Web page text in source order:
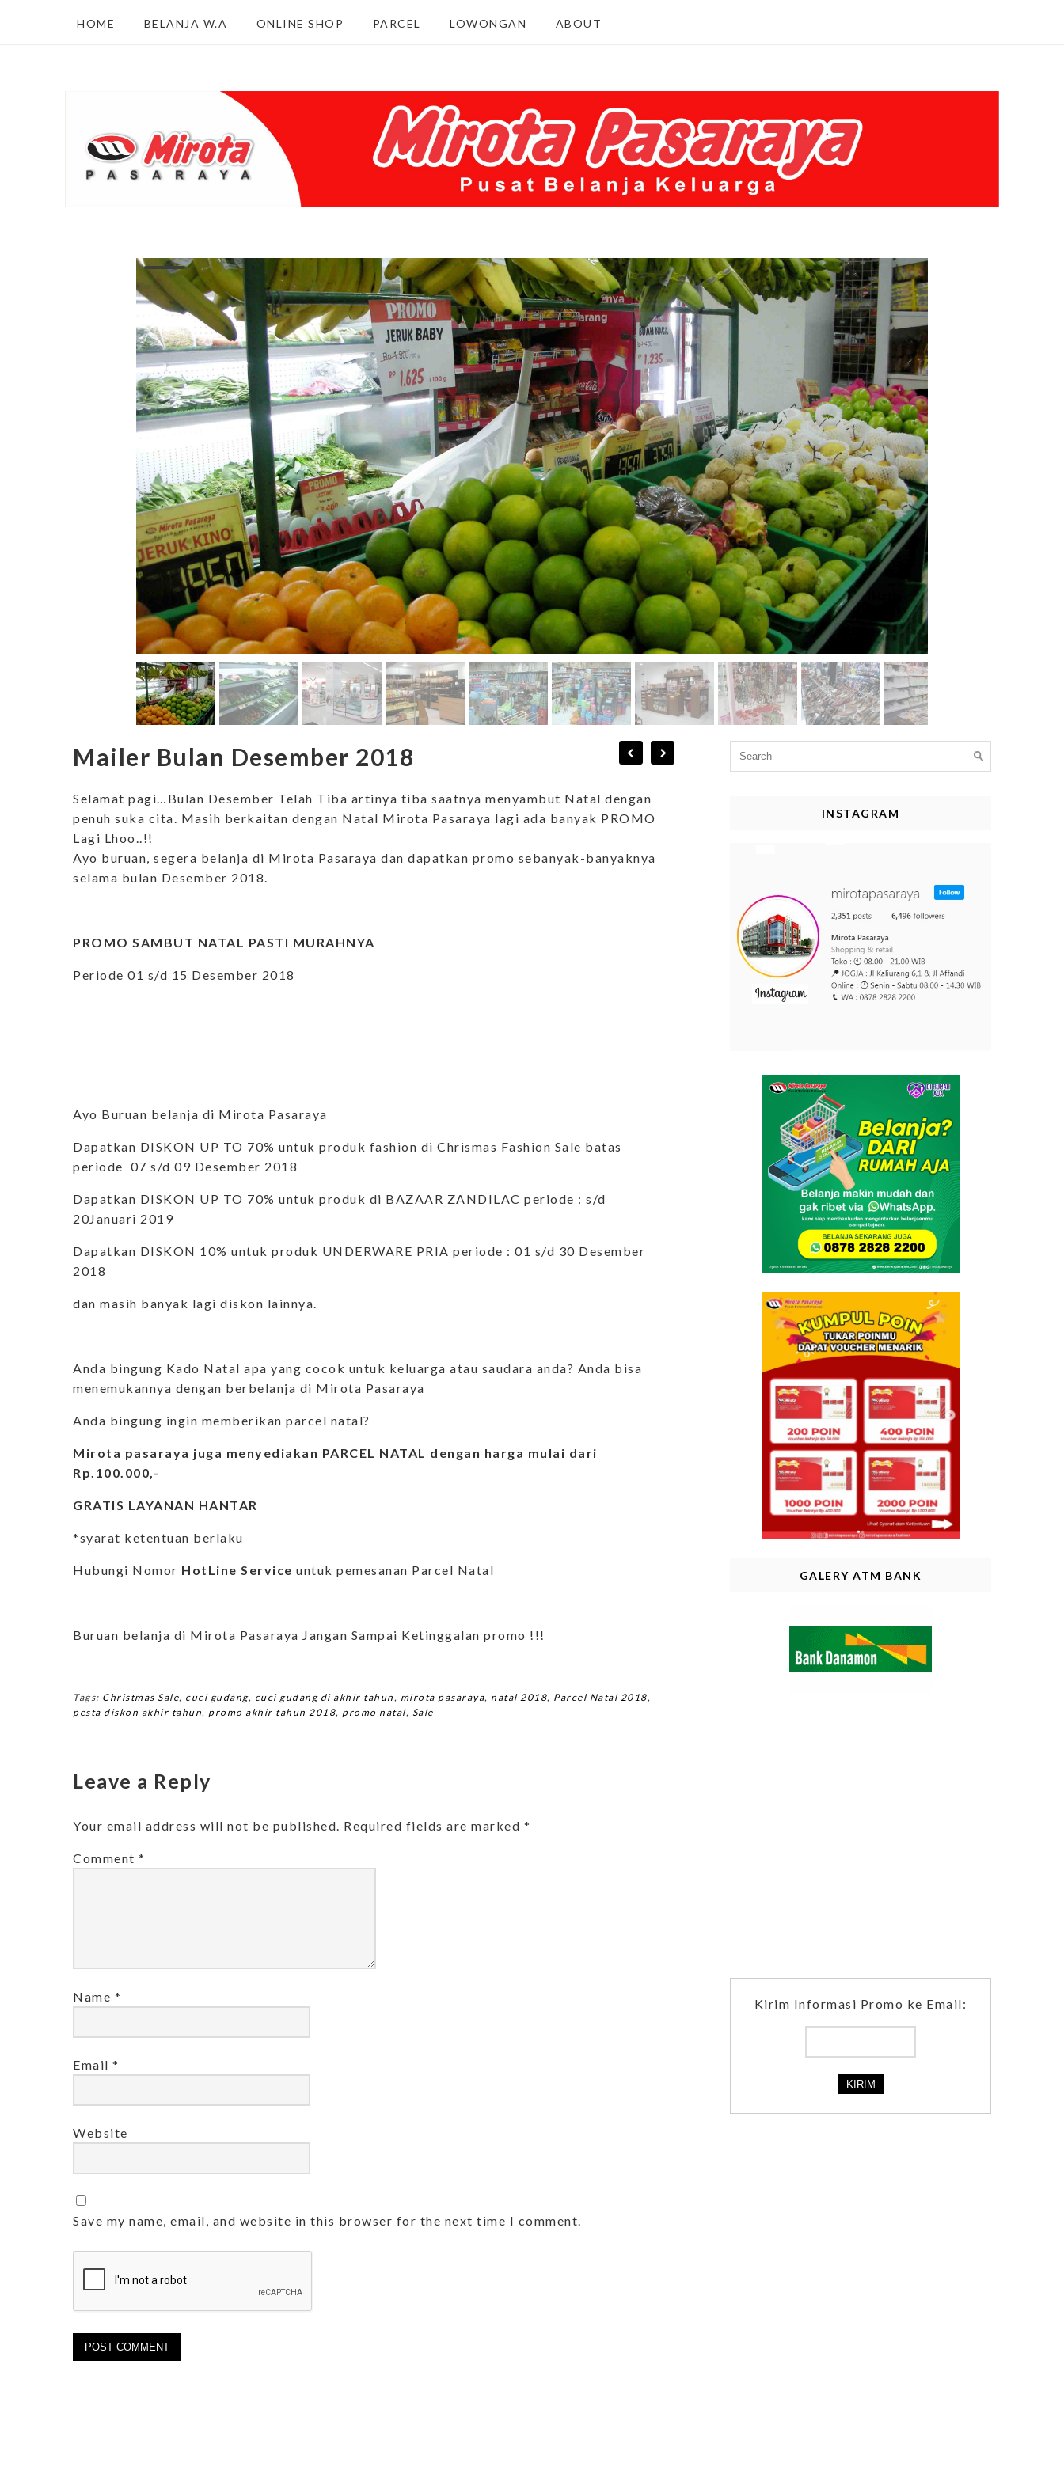
HOME BELANJA W.A ONLINE SHOP PARCEL LOWONGAN ABOUT
Mailer Bulan Desember 2018
Selamat pagi…Bulan Desember Telah Tiba artinya tiba saatnya menyambut Natal dengan
penuh suka cita. Masih berkaitan dengan Natal Mirota Pasaraya lagi ada banyak PROMO
Lagi Lhoo..!!
Ayo buruan, segera belanja di Mirota Pasaraya dan dapatkan promo sebanyak-banyaknya
selama bulan Desember 2018.
PROMO SAMBUT NATAL PASTI MURAHNYA
Periode 01 s/d 15 Desember 2018
Ayo Buruan belanja di Mirota Pasaraya
Dapatkan DISKON UP TO 70% untuk produk fashion di Chrismas Fashion Sale batas
periode 07 s/d 09 Desember 2018
Dapatkan DISKON UP TO 70% untuk produk di BAZAAR ZANDILAC periode : s/d
20Januari 2019
Dapatkan DISKON 10% untuk produk UNDERWARE PRIA periode : 01 s/d 30 Desember
2018
dan masih banyak lagi diskon lainnya.
Anda bingung Kado Natal apa yang cocok untuk keluarga atau saudara anda? Anda bisa
menemukannya dengan berbelanja di Mirota Pasaraya
Anda bingung ingin memberikan parcel natal?
Mirota pasaraya juga menyediakan PARCEL NATAL dengan harga mulai dari
Rp.100.000,-
GRATIS LAYANAN HANTAR
*syarat ketentuan berlaku
Hubungi Nomor HotLine Service untuk pemesanan Parcel Natal
Buruan belanja di Mirota Pasaraya Jangan Sampai Ketinggalan promo !!!
Tags: Christmas Sale, cuci gudang, cuci gudang di akhir tahun , mirota pasaraya, natal 2018, Parcel Natal 2018,
pesta diskon akhir tahun, promo akhir tahun 2018, promo natal, Sale
Leave a Reply
Your email address will not be published. Required fields are marked *
Comment *
Name *
Email *
Website
Save my name, email, and website in this browser for the next time I comment.
for:
INSTAGRAM
GALERY ATM BANK
Kirim Informasi Promo ke Email: